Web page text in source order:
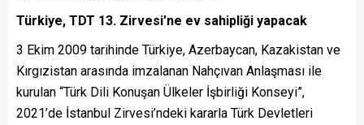
Türkiye, TDT 13. Zirvesi’ne ev sahipliği yapacak
3 Ekim 2009 tarihinde Türkiye, Azerbaycan, Kazakistan ve
Kırgızistan arasında imzalanan Nahçıvan Anlaşması ile
kurulan “Türk Dili Konuşan Ülkeler İşbirliği Konseyi”,
2021’de İstanbul Zirvesi’ndeki kararla Türk Devletleri